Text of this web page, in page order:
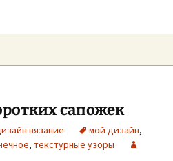
сапожек
вязание мой дизайн,
, текстурные узоры